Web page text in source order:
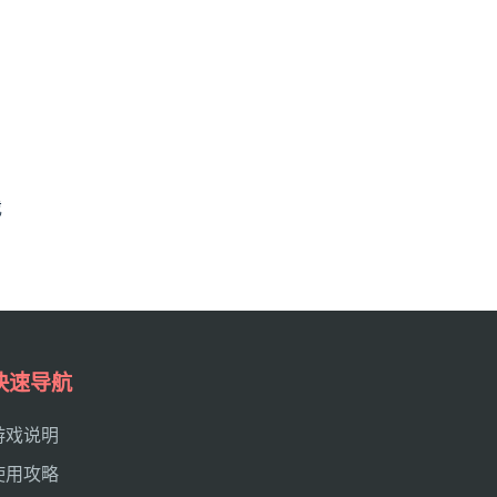
速导航
戏说明
用攻略